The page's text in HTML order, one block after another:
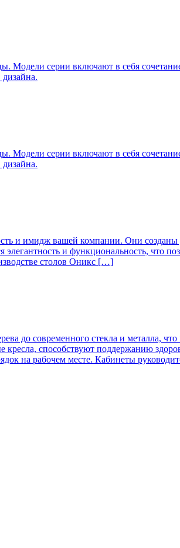
Модели серии включают в себя
Модели серии включают в себя
и имидж вашей компании. Они созданы
и функциональность, что
столов Оникс […]
до современного стекла и металла,
способствуют поддержанию
на рабочем месте. Кабинеты